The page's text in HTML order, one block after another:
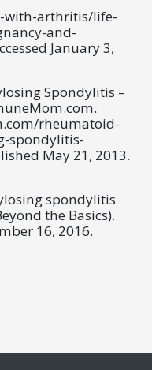
with-arthritis/life-
and-
January 3,
Spondylitis –
rheumatoid-
spondylitis-
May 21, 2013.
spondylitis
the Basics).
16, 2016.